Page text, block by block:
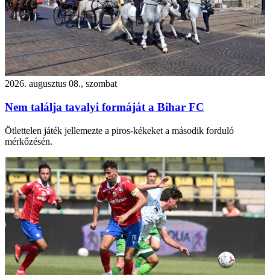
2026. augusztus 08., szombat
Nem találja tavalyi formáját a Bihar FC
Ötlettelen játék jellemezte a piros-kékeket a második forduló
mérkőzésén.